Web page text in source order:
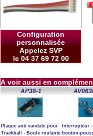
Configuration
personnalisée
Appelez SVP
le 04 37 69 72 00
A voir aussi en
AP38-1
Plaque anti vandale pour
Trackball - Boule roulante
Interrupteur
bouton-